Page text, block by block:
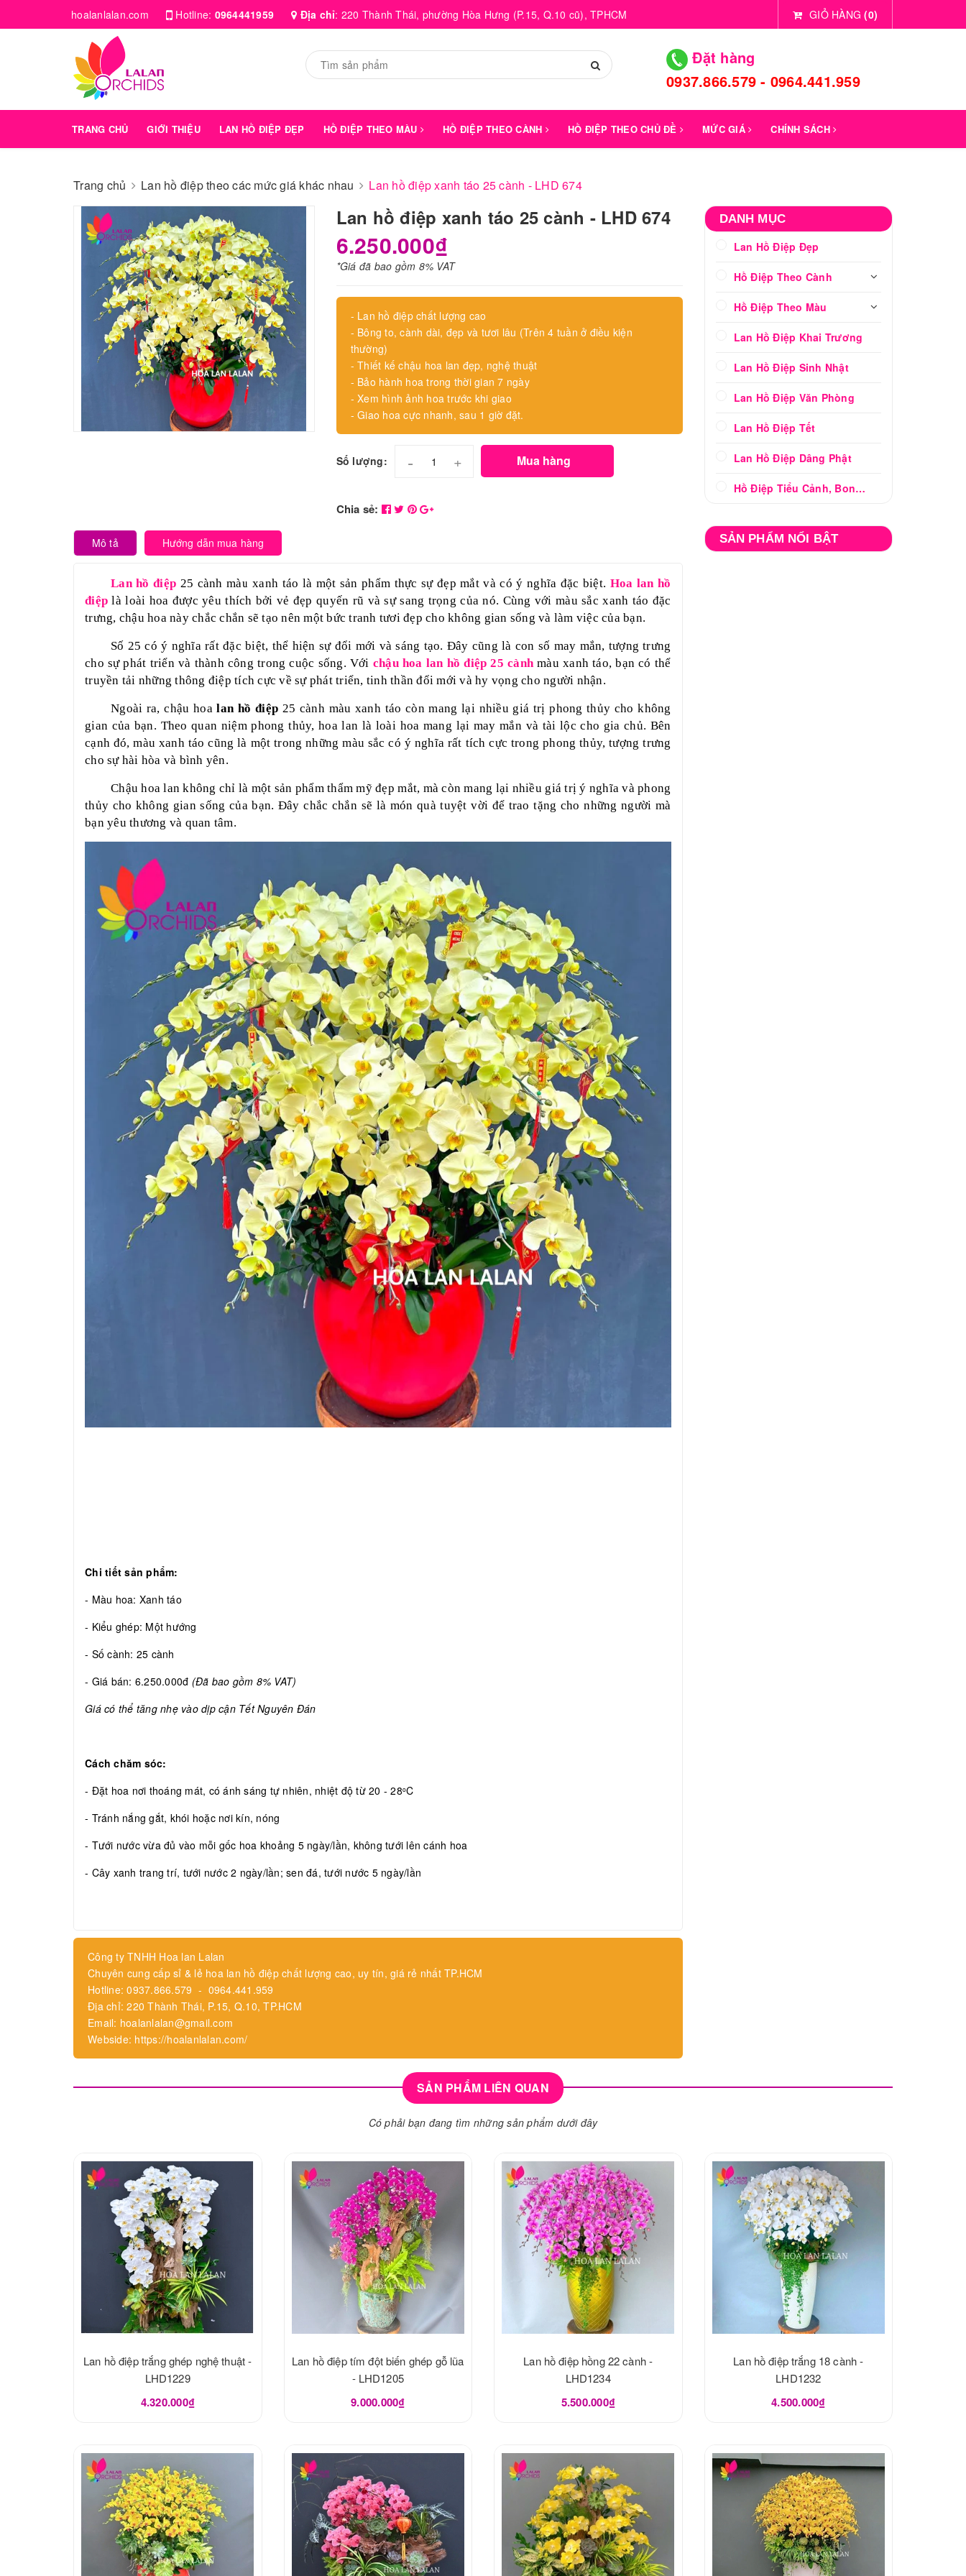
hoalanlalan.com Hotline: 0964441959 Địa chỉ: 220 Thành Thái, phường Hòa Hưng (P.15, Q.10 cũ), TPHCM GIỎ HÀNG (0)
Đặt hàng
0937.866.579 - 0964.441.959
TRANG CHỦ GIỚI THIỆU LAN HỒ ĐIỆP ĐẸP HỒ ĐIỆP THEO MÀU HỒ ĐIỆP THEO CÀNH HỒ ĐIỆP THEO CHỦ ĐỀ MỨC GIÁ CHÍNH SÁCH
Trang chủ Lan hồ điệp theo các mức giá khác nhau Lan hồ điệp xanh táo 25 cành - LHD 674
Lan hồ điệp xanh táo 25 cành - LHD 674
6.250.000₫
*Giá đã bao gồm 8% VAT
- Lan hồ điệp chất lượng cao
- Bông to, cành dài, đẹp và tươi lâu (Trên 4 tuần ở điều kiện
thường)
- Thiết kế chậu hoa lan đẹp, nghệ thuật
- Bảo hành hoa trong thời gian 7 ngày
- Xem hình ảnh hoa trước khi giao
- Giao hoa cực nhanh, sau 1 giờ đặt.
Số lượng: - + Mua hàng
Chia sẻ:
Mô tả Hướng dẫn mua hàng
Lan hồ điệp 25 cành màu xanh táo là một sản phẩm thực sự đẹp mắt và có ý nghĩa đặc biệt. Hoa lan hồ
điệp là loài hoa được yêu thích bởi vẻ đẹp quyến rũ và sự sang trọng của nó. Cùng với màu sắc xanh táo đặc
trưng, chậu hoa này chắc chắn sẽ tạo nên một bức tranh tươi đẹp cho không gian sống và làm việc của bạn.
Số 25 có ý nghĩa rất đặc biệt, thể hiện sự đổi mới và sáng tạo. Đây cũng là con số may mắn, tượng trưng
cho sự phát triển và thành công trong cuộc sống. Với chậu hoa lan hồ điệp 25 cành màu xanh táo, bạn có thể
truyền tải những thông điệp tích cực về sự phát triển, tinh thần đổi mới và hy vọng cho người nhận.
Ngoài ra, chậu hoalan hồ điệp 25 cành màu xanh táo còn mang lại nhiều giá trị phong thủy cho không
gian của bạn. Theo quan niệm phong thủy, hoa lan là loài hoa mang lại may mắn và tài lộc cho gia chủ. Bên
cạnh đó, màu xanh táo cũng là một trong những màu sắc có ý nghĩa rất tích cực trong phong thủy, tượng trưng
cho sự hài hòa và bình yên.
Chậu hoa lan không chỉ là một sản phẩm thẩm mỹ đẹp mắt, mà còn mang lại nhiều giá trị ý nghĩa và phong
thủy cho không gian sống của bạn. Đây chắc chắn sẽ là món quà tuyệt vời để trao tặng cho những người mà
bạn yêu thương và quan tâm.
Chi tiết sản phẩm:
- Màu hoa: Xanh táo
- Kiểu ghép: Một hướng
- Số cành: 25 cành
- Giá bán: 6.250.000đ (Đã bao gồm 8% VAT)
Giá có thể tăng nhẹ vào dịp cận Tết Nguyên Đán
Cách chăm sóc:
- Đặt hoa nơi thoáng mát, có ánh sáng tự nhiên, nhiệt độ từ 20 - 28oC
- Tránh nắng gắt, khói hoặc nơi kín, nóng
- Tưới nước vừa đủ vào mỗi gốc hoa khoảng 5 ngày/lần, không tưới lên cánh hoa
- Cây xanh trang trí, tưới nước 2 ngày/lần; sen đá, tưới nước 5 ngày/lần
Công ty TNHH Hoa lan Lalan
Chuyên cung cấp sỉ & lẻ hoa lan hồ điệp chất lượng cao, uy tín, giá rẻ nhất TP.HCM
Hotline: 0937.866.579 - 0964.441.959
Địa chỉ: 220 Thành Thái, P.15, Q.10, TP.HCM
Email: hoalanlalan@gmail.com
Webside: https://hoalanlalan.com/
DANH MỤC
Lan Hồ Điệp Đẹp
Hồ Điệp Theo Cành
Hồ Điệp Theo Màu
Lan Hồ Điệp Khai Trương
Lan Hồ Điệp Sinh Nhật
Lan Hồ Điệp Văn Phòng
Lan Hồ Điệp Tết
Lan Hồ Điệp Dâng Phật
Hồ Điệp Tiểu Cảnh, Bonsai
SẢN PHẨM NỔI BẬT
SẢN PHẨM LIÊN QUAN
Có phải bạn đang tìm những sản phẩm dưới đây
Lan hồ điệp trắng ghép nghệ thuật -
LHD1229
4.320.000₫
Lan hồ điệp tím đột biến ghép gỗ lũa
- LHD1205
9.000.000₫
Lan hồ điệp hồng 22 cành -
LHD1234
5.500.000₫
Lan hồ điệp trắng 18 cành -
LHD1232
4.500.000₫